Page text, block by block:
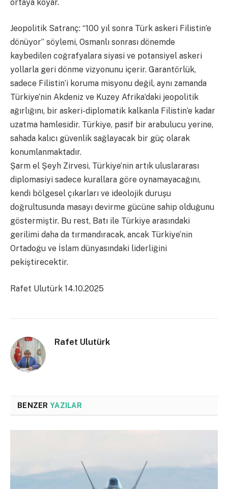
ortaya koyar.
​Jeopolitik Satranç: “100 yıl sonra Türk askeri Filistin’e
dönüyor” söylemi, Osmanlı sonrası dönemde
kaybedilen coğrafyalara siyasi ve potansiyel askeri
yollarla geri dönme vizyonunu içerir. Garantörlük,
sadece Filistin’i koruma misyonu değil, aynı zamanda
Türkiye’nin Akdeniz ve Kuzey Afrika’daki jeopolitik
ağırlığını, bir askeri-diplomatik kalkanla Filistin’e kadar
uzatma hamlesidir. Türkiye, pasif bir arabulucu yerine,
sahada kalıcı güvenlik sağlayacak bir güç olarak
konumlanmaktadır.
​Şarm el Şeyh Zirvesi, Türkiye’nin artık uluslararası
diplomasiyi sadece kurallara göre oynamayacağını,
kendi bölgesel çıkarları ve ideolojik duruşu
doğrultusunda masayı devirme gücüne sahip olduğunu
göstermiştir. Bu rest, Batı ile Türkiye arasındaki
gerilimi daha da tırmandıracak, ancak Türkiye’nin
Ortadoğu ve İslam dünyasındaki liderliğini
pekiştirecektir.
Rafet Ulutürk 14.10.2025
Rafet Ulutürk
BENZER YAZILAR